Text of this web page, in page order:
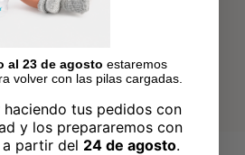
al 23 de agosto estaremos
volver con las pilas cargadas.
haciendo tus pedidos con
y los prepararemos con
partir del 24 de agosto.